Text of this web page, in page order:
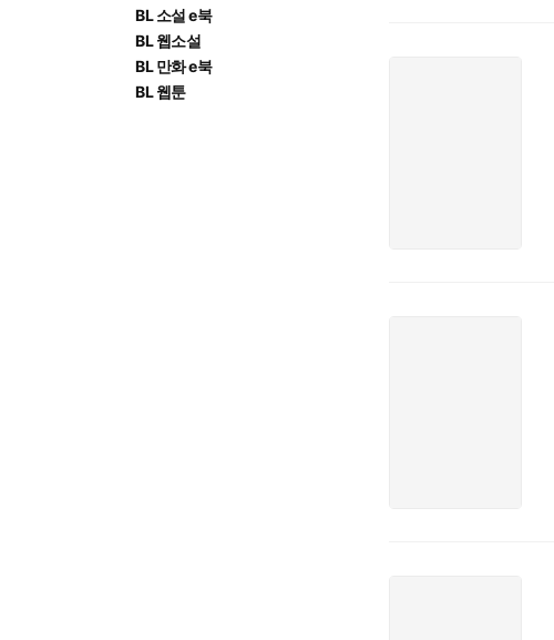
BL 소설 e북
BL 웹소설
BL 만화 e북
BL 웹툰